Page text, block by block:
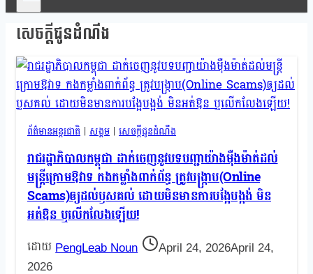
សេចក្តីជូនដំណឹង
ព័ត៌មានអន្តរជាតិ | សង្គម | សេចក្តីជូនដំណឹង
រាជរដ្ឋាភិបាលកម្ពុជា ដាក់ចេញនូវបទបញ្ជាយ៉ាងម៉ឺងម៉ាត់ដល់
មន្ត្រីក្រោមឱវាទ កងកម្លាំងពាក់ព័ន្ធ ត្រូវបង្ក្រាប(Online
Scams)ឲ្យដល់ឫសគល់ ដោយមិនមានការបង្អែបង្អង់ មិន
អត់ឱន ឬលើកលែងឡើយ!
PengLeab Noun April 24, 2026April 24,
2026